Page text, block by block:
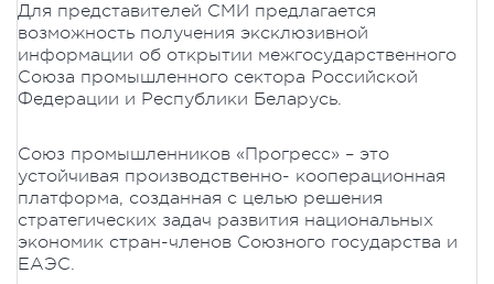
Для представителей СМИ предлагается
возможность получения эксклюзивной
информации об открытии межгосударственного
Союза промышленного сектора Российской
Федерации и Республики Беларусь.
Союз промышленников «Прогресс» – это
устойчивая производственно- кооперационная
платформа, созданная с целью решения
стратегических задач развития национальных
экономик стран-членов Союзного государства и
ЕАЭС.